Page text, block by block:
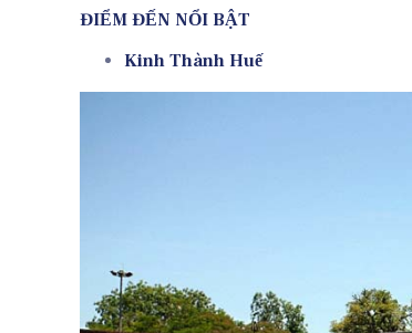
ĐIỂM ĐẾN NỔI BẬT
Kinh Thành Huế